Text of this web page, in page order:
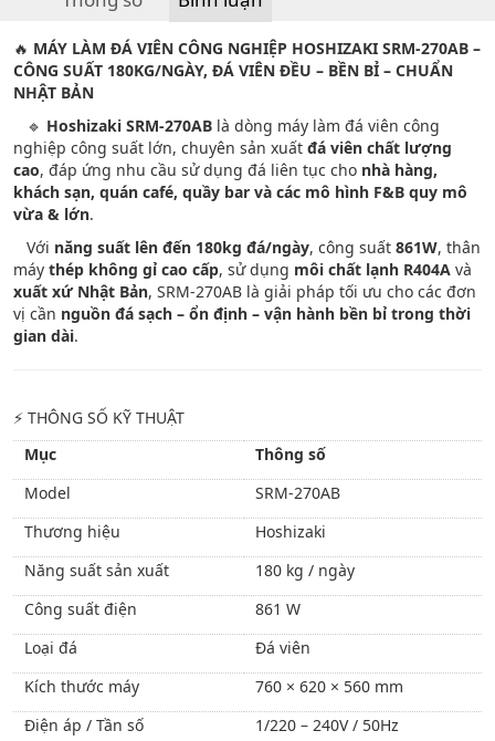
🔥 MÁY LÀM ĐÁ VIÊN CÔNG NGHIỆP HOSHIZAKI SRM-270AB –
CÔNG SUẤT 180KG/NGÀY, ĐÁ VIÊN ĐỀU – BỀN BỈ – CHUẨN
NHẬT BẢN
🔹 Hoshizaki SRM-270ABlà dòng máy làm đá viên công
nghiệp công suất lớn, chuyên sản xuất đá viên chất lượng
cao, đáp ứng nhu cầu sử dụng đá liên tục cho nhà hàng,
khách sạn, quán café, quầy bar và các mô hình F&B quy mô
vừa & lớn.
Với năng suất lên đến 180kg đá/ngày, công suất 861W, thân
máy thép không gỉ cao cấp, sử dụng môi chất lạnh R404Avà
xuất xứ Nhật Bản, SRM-270AB là giải pháp tối ưu cho các đơn
vị cần nguồn đá sạch – ổn định – vận hành bền bỉ trong thời
gian dài.
⚡ THÔNG SỐ KỸ THUẬT
Mục
Thông số
Model
SRM-270AB
Thương hiệu
Hoshizaki
Năng suất sản xuất
180 kg / ngày
Công suất điện
861 W
Loại đá
Đá viên
Kích thước máy
760 × 620 × 560 mm
Điện áp / Tần số
1/220 – 240V / 50Hz